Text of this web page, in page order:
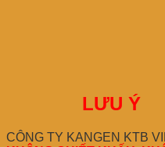
LƯU Ý
CÔNG TY KANGEN KTB